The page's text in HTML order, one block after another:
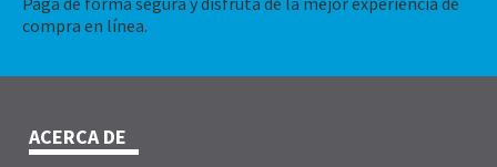
compra en línea.
ACERCA DE